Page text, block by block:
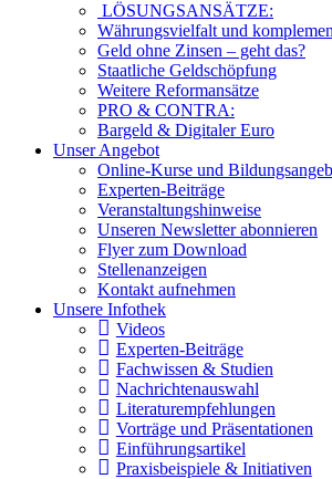
LÖSUNGSANSÄTZE:
Währungsvielfalt und
Geld ohne Zinsen – geht das?
Staatliche Geldschöpfung
Weitere Reformansätze
PRO & CONTRA:
Bargeld & Digitaler Euro
Unser Angebot
Online-Kurse und
Experten-Beiträge
Veranstaltungshinweise
Unseren Newsletter abonnieren
Flyer zum Download
Stellenanzeigen
Kontakt aufnehmen
Unsere Infothek
Videos
Experten-Beiträge
Fachwissen & Studien
Nachrichtenauswahl
Literaturempfehlungen
Vorträge und Präsentationen
Einführungsartikel
Praxisbeispiele & Initiativen